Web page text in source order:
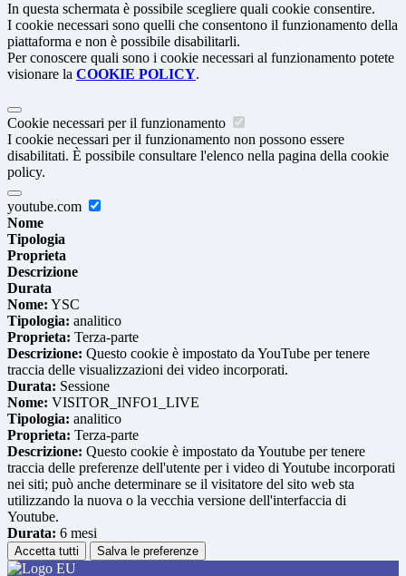
In questa schermata è possibile scegliere quali cookie consentire.
I cookie necessari sono quelli che consentono il funzionamento della
piattaforma e non è possibile disabilitarli.
Per conoscere quali sono i cookie necessari al funzionamento potete
visionare la COOKIE POLICY.
Cookie necessari per il funzionamento
I cookie necessari per il funzionamento non possono essere
disabilitati. È possibile consultare l'elenco nella pagina della cookie
policy.
youtube.com
Nome
Tipologia
Proprieta
Descrizione
Durata
Nome: YSC
Tipologia: analitico
Proprieta: Terza-parte
Descrizione: Questo cookie è impostato da YouTube per tenere
traccia delle visualizzazioni dei video incorporati.
Durata: Sessione
Nome: VISITOR_INFO1_LIVE
Tipologia: analitico
Proprieta: Terza-parte
Descrizione: Questo cookie è impostato da Youtube per tenere
traccia delle preferenze dell'utente per i video di Youtube incorporati
nei siti; può anche determinare se il visitatore del sito web sta
utilizzando la nuova o la vecchia versione dell'interfaccia di
Youtube.
Durata: 6 mesi
Accetta tutti Salva le preferenze